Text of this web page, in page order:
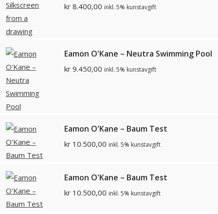
kr 8.400,00 inkl. 5% kunstavgift
Eamon O'Kane – Neutra Swimming Pool
kr 9.450,00 inkl. 5% kunstavgift
Eamon O'Kane – Baum Test
kr 10.500,00 inkl. 5% kunstavgift
Eamon O'Kane – Baum Test
kr 10.500,00 inkl. 5% kunstavgift